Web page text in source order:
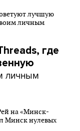
где
личным